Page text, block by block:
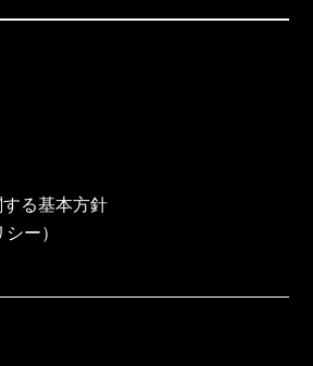
る基本方針
ー）